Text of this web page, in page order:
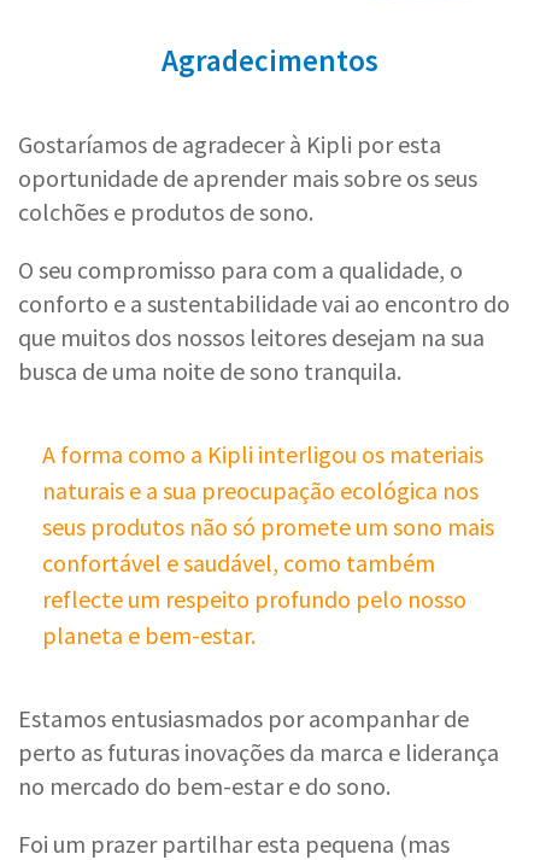
Agradecimentos
Gostaríamos de agradecer à Kipli por esta
oportunidade de aprender mais sobre os seus
colchões e produtos de sono.
O seu compromisso para com a qualidade, o
conforto e a sustentabilidade vai ao encontro do
que muitos dos nossos leitores desejam na sua
busca de uma noite de sono tranquila.
A forma como a Kipli interligou os materiais
naturais e a sua preocupação ecológica nos
seus produtos não só promete um sono mais
confortável e saudável, como também
reflecte um respeito profundo pelo nosso
planeta e bem-estar.
Estamos entusiasmados por acompanhar de
perto as futuras inovações da marca e liderança
no mercado do bem-estar e do sono.
Foi um prazer partilhar esta pequena (mas